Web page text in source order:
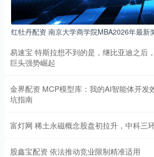
红牡丹配资 南京大学商学院MBA2026年最新
易速宝 特斯拉想不到的是，继比亚迪之后
巨头强势崛起
金界配资 MCP模型库：我的AI智能体开发
坑指南
富灯网 稀土永磁概念股盘初拉升，中科三
股鑫宝配资 依法推动竞业限制精准适用